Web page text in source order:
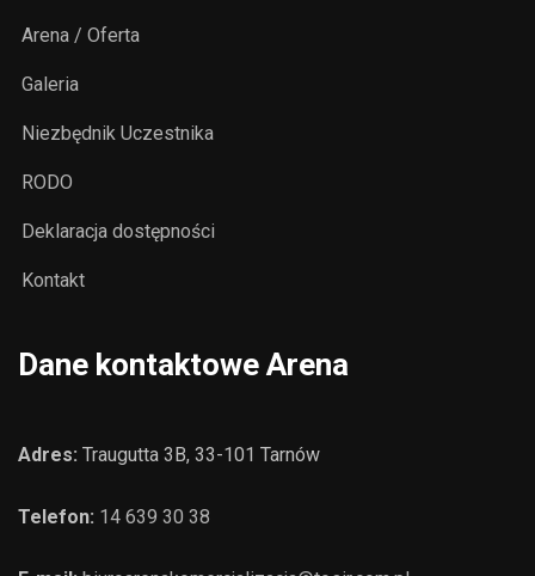
Arena / Oferta
Galeria
Niezbędnik Uczestnika
RODO
Deklaracja dostępności
Kontakt
Dane kontaktowe Arena
Adres: Traugutta 3B, 33-101 Tarnów
Telefon: 14 639 30 38